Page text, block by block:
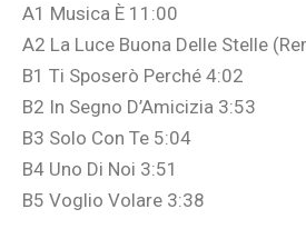
A1 Musica È 11:00
A2 La Luce Buona Delle Stelle
B1 Ti Sposerò Perché 4:02
B2 In Segno D’Amicizia 3:53
B3 Solo Con Te 5:04
B4 Uno Di Noi 3:51
B5 Voglio Volare 3:38